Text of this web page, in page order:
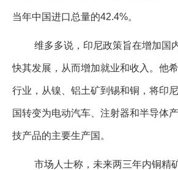
当年中国进口总量的42.4%。
维多多说，印尼政策旨在增加国
快其发展，从而增加就业和收入。他
行业，从镍、铝土矿到锡和铜，将印
国转变为电动汽车、注射器和半导体
技产品的主要生产国。
市场人士称，未来两三年内铜精